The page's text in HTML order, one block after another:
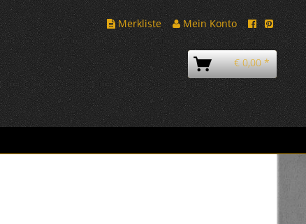
Merkliste
Mein Konto
€ 0,00 *